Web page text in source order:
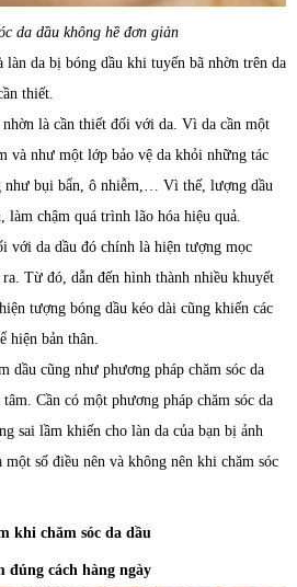
da dầu không hề đơn giản
làn da bị bóng dầu khi tuyến bã nhờn trên da
thiết.
là cần thiết đối với da. Vì da cần một
và như một lớp bảo vệ da khỏi những tác
như bụi bẩn, ô nhiễm,… Vì thế, lượng dầu
làm chậm quá trình lão hóa hiệu quả.
với da dầu đó chính là hiện tượng mọc
Từ đó, dẫn đến hình thành nhiều khuyết
tượng bóng dầu kéo dài cũng khiến các
hiện bản thân.
dầu cũng như phương pháp chăm sóc da
Cần có một phương pháp chăm sóc da
sai lầm khiến cho làn da của bạn bị ảnh
số điều nên và không nên khi chăm sóc
khi chăm sóc da dầu
đúng cách hàng ngày